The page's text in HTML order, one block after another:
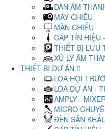
DÀN ÂM
MÁY CHIẾU
MÀN CHIẾU
CÁP TÍN HIỆU
THIẾT BỊ LƯU
XỬ LÝ ÂM
THIẾT BỊ DỰ ÁN
LOA HỘI
LOA DỰ ÁN -
AMPLY -
MICRO
ĐÈN SÂN